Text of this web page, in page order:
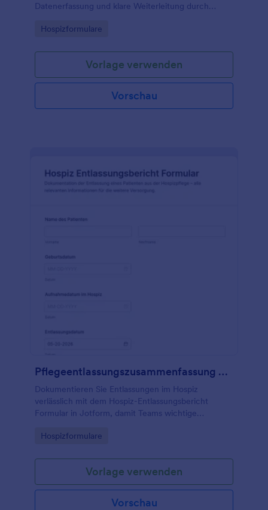
Datenerfassung und klare Weiterleitung durch
Go to Category:
Hospizformulare
Vorlage verwenden
Vorschau
Pflegeentlassungszusammenfassung Formular
Dokumentieren Sie Entlassungen im Hospiz
verlässlich mit dem Hospiz-Entlassungsbericht
Formular in Jotform, damit Teams wichtige
erfassen, teilen und nachverfolgen können.
Go to Category:
Hospizformulare
Vorlage verwenden
Vorschau